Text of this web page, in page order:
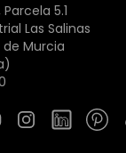
5.1
Las Salinas
Murcia